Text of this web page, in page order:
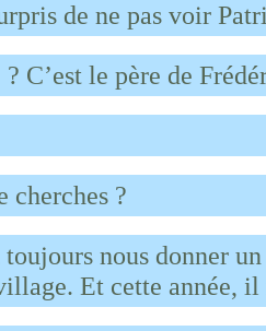
de ne pas voir
C’est le père de
cherches ?
nous donner
Et cette année, il